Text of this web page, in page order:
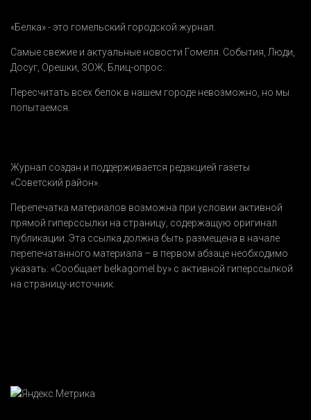
«Белка» - это гомельский городской журнал.
Самые свежие и актуальные новости Гомеля. События Люди
Досуг Орешки ЗОЖ Блиц-опрос
Пересчитать всех белок в нашем городе невозможно, но мы
попытаемся.
Журнал создан и поддерживается редакцией газеты
«Советский район».
Перепечатка материалов возможна при условии активной
прямой гиперссылки на страницу, содержащую оригинал
публикации. Эта ссылка должна быть размещена в начале
перепечатанного материала – в первом абзаце необходимо
указать: «Сообщает belkagomel.by» с активной гиперссылкой
на страницу-источник.